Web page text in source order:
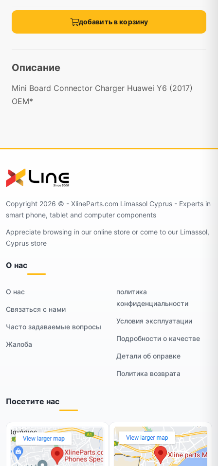
добавить в корзину
Описание
Mini Board Connector Charger Huawei Y6 (2017)
OEM*
Copyright 2026 ©️ - XlineParts.com Limassol Cyprus - Experts in
smart phone, tablet and computer components
Appreciate browsing in our online store or come to our Limassol,
Cyprus store
О нас
О нас
Связаться с нами
Часто задаваемые вопросы
Жалоба
политика
конфиденциальности
Условия эксплуатации
Подробности о качестве
Детали об оправке
Политика возврата
Посетите нас